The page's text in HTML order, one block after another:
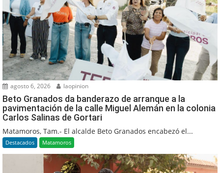
agosto 6, 2026 laopinion
Beto Granados da banderazo de arranque a la
pavimentación de la calle Miguel Alemán en la colonia
Carlos Salinas de Gortari
Matamoros, Tam.- El alcalde Beto Granados encabezó el...
Destacados Matamoros